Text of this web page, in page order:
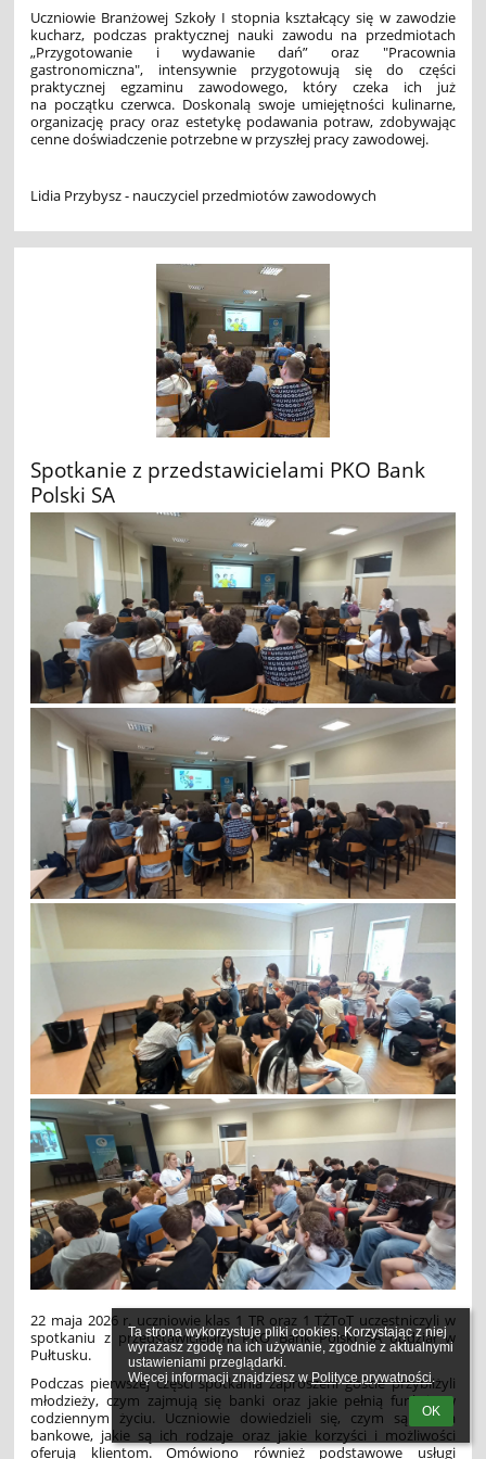
Ta strona wykorzystuje pliki cookies. Korzystając z niej
wyrażasz zgodę na ich używanie, zgodnie z aktualnymi
ustawieniami przeglądarki.
Więcej informacji znajdziesz w Polityce prywatności.
OK
Uczniowie Branżowej Szkoły I stopnia kształcący się w zawodzie
kucharz, podczas praktycznej nauki zawodu na przedmiotach
„Przygotowanie i wydawanie dań” oraz "Pracownia
gastronomiczna", intensywnie przygotowują się do części
praktycznej egzaminu zawodowego, który czeka ich już
na początku czerwca. Doskonalą swoje umiejętności kulinarne,
organizację pracy oraz estetykę podawania potraw, zdobywając
cenne doświadczenie potrzebne w przyszłej pracy zawodowej.
Lidia Przybysz - nauczyciel przedmiotów zawodowych
Spotkanie z przedstawicielami PKO Bank
Polski SA
22 maja 2026 r. uczniowie klas 1 TR oraz 1 TŻToT uczestniczyli w
spotkaniu z przedstawicielami PKO Bank Polski SA oddział w
Pułtusku.
Podczas pierwszej części spotkania zaproszeni goście przybliżyli
młodzieży, czym zajmują się banki oraz jakie pełnią funkcje w
codziennym życiu. Uczniowie dowiedzieli się, czym są konta
bankowe, jakie są ich rodzaje oraz jakie korzyści i możliwości
oferują klientom. Omówiono również podstawowe usługi